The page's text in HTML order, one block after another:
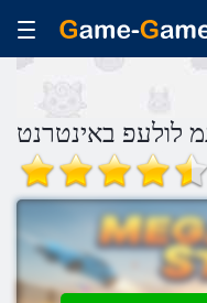
לולעפ באינטרנט